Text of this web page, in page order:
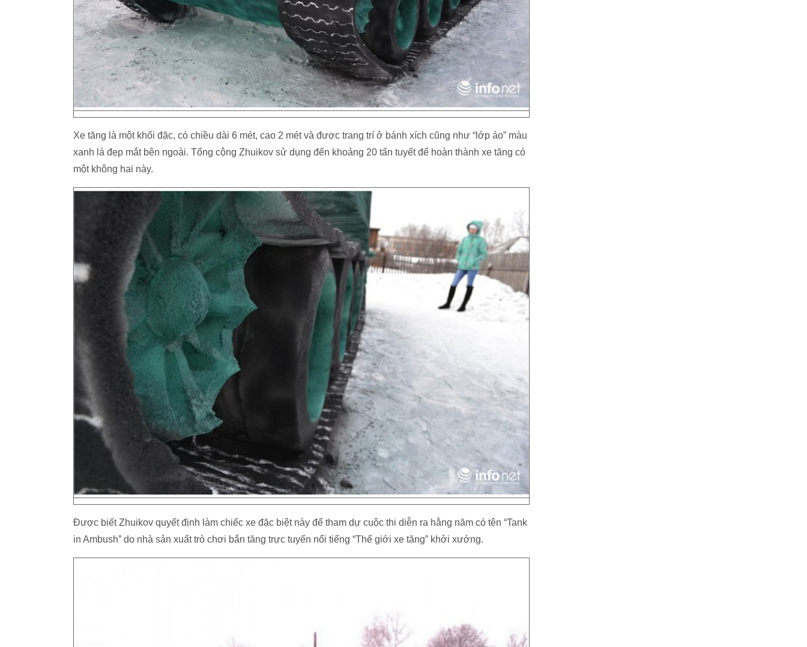
Xe tăng là một khối đặc, có chiều dài 6 mét, cao 2 mét và được trang trí ở bánh xích cũng như “lớp áo” màu
xanh lá đẹp mắt bên ngoài. Tổng cộng Zhuikov sử dụng đến khoảng 20 tấn tuyết để hoàn thành xe tăng có
một không hai này.
Được biết Zhuikov quyết định làm chiếc xe đặc biệt này để tham dự cuộc thi diễn ra hằng năm có tên “Tank
in Ambush” do nhà sản xuất trò chơi bắn tăng trực tuyến nổi tiếng “Thế giới xe tăng” khởi xướng.